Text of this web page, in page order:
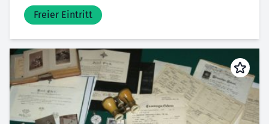
Freier Eintritt